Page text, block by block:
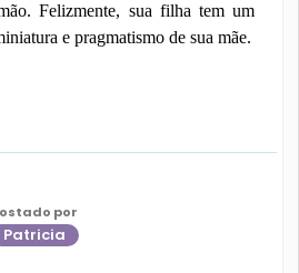
Felizmente, sua filha tem um
e pragmatismo de sua mãe.
por
Patricia